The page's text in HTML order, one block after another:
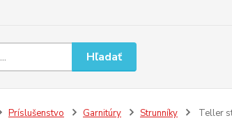
Hľadať
Príslušenstvo Garnitúry Strunníky Teller